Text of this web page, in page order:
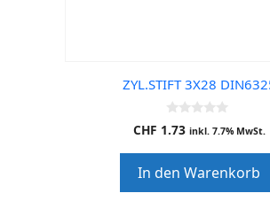
ZYL.STIFT 3X28
0
o
o
f
5
CHF 1.73 inkl. 7.7% MwSt.
In den Warenkorb